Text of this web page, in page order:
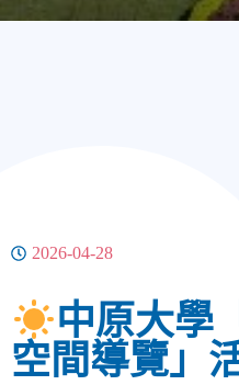
2026-04-28
中原大學
空間導覽」